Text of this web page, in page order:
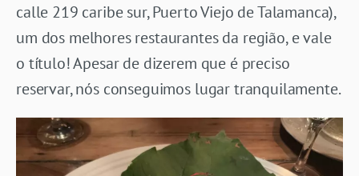
calle 219 caribe sur, Puerto Viejo de Talamanca),
um dos melhores restaurantes da região, e vale
o título! Apesar de dizerem que é preciso
reservar, nós conseguimos lugar tranquilamente.